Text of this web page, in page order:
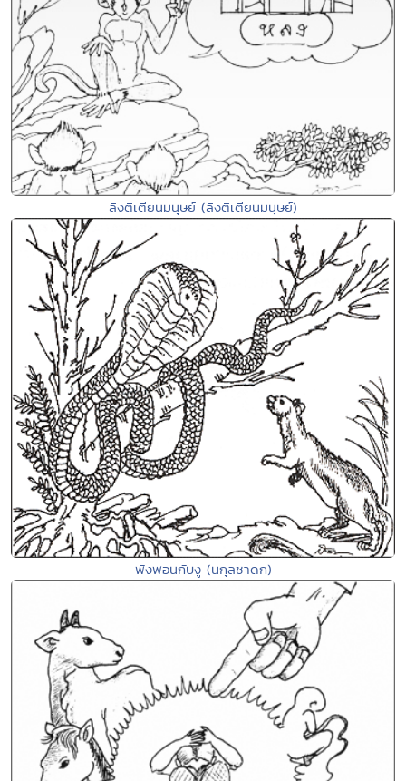
ลิงติเตียนมนุษย์ (ลิงติเตียนมนุษย์)
พังพอนกับงู (นกุลชาดก)